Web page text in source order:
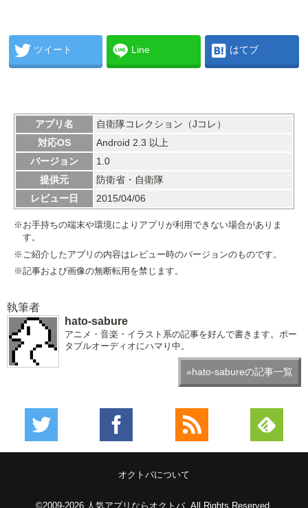
ツイート Line はてブ
アプリ名
自衛隊コレクション（Jコレ）
対応OS
Android 2.3 以上
バージョン
1.0
提供元
防衛省・自衛隊
レビュー日
2015/04/06
※お手持ちの端末や環境によりアプリが利用できない場合がありま
す。
※ご紹介したアプリの内容はレビュー時のバージョンのものです。
※記事および画像の無断転用を禁じます。
執筆者
hato-sabure
アニメ・音楽・イラスト系の記事を好んで書きます。ポー
タブルオーディオにハマり中。
»hato-sabureの記事一覧
オクトバについて
©2009-2026 人気アプリならオクトバ. All Rights Reserved.